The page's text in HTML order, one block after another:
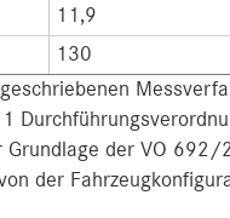
11,9
130
Grundlage der VO
der